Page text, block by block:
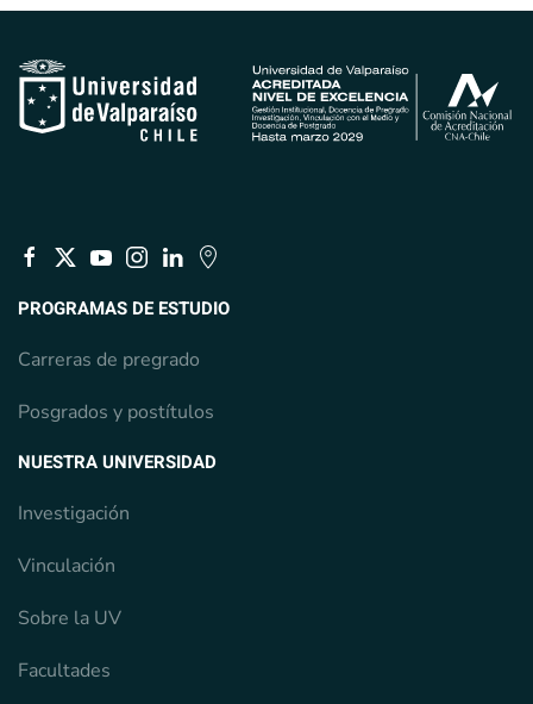
PROGRAMAS DE ESTUDIO
Carreras de pregrado
Posgrados y postítulos
NUESTRA UNIVERSIDAD
Investigación
Vinculación
Sobre la UV
Facultades